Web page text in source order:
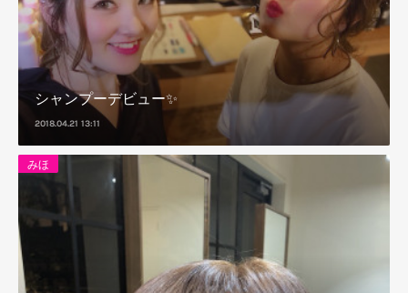
シャンプーデビュー✨
2018.04.21 13:11
みほ